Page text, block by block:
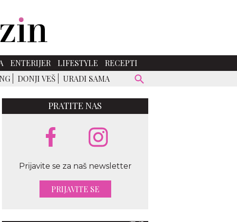
ENTERIJER LIFESTYLE
RECEPTI
DONJI VEŠ URADI SAMA
PRATITE NAS
Prijavite se za naš newsletter
PRIJAVITE SE